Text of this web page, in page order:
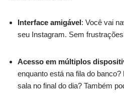
Interface amigável: Você vai
seu Instagram. Sem
Acesso em múltiplos
enquanto está na fila do
sala no final do dia? Também